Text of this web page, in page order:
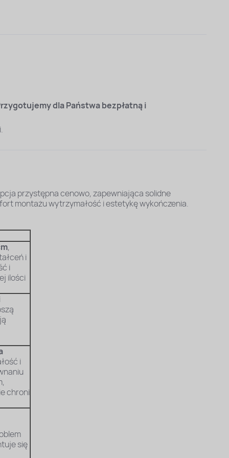
dla Państwa bezpłatną i
przystępna cenowo, zapewniająca solidne
montażu wytrzymałość i estetykę wykończenia.
,
i
i
ilości
i
chroni
się